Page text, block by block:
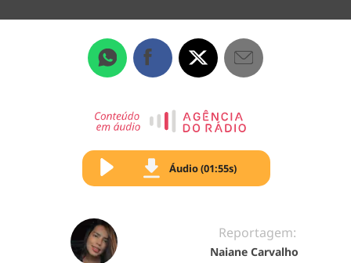
Áudio (01:55s)
Reportagem:
Naiane Carvalho